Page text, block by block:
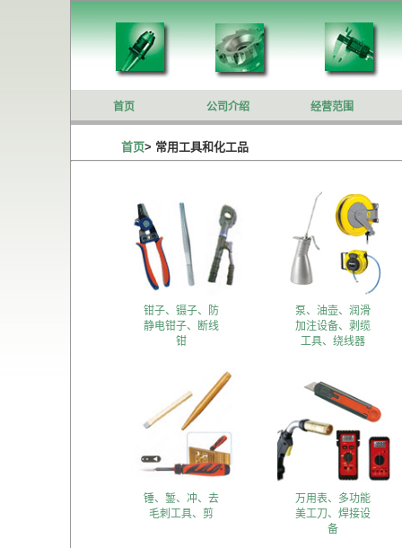
首页 公司介绍 经营范围
首页> 常用工具和化工品
钳子、镊子、防
静电钳子、断线
钳
泵、油壶、润滑
加注设备、剥缆
工具、绕线器
锤、錾、冲、去
毛刺工具、剪
万用表、多功能
美工刀、焊接设
备